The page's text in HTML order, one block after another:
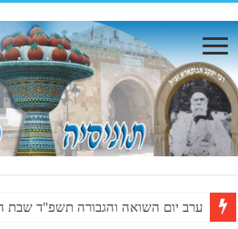
ערב יום השואה והגבורה תשפ"ד שבת